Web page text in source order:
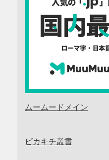
ムームードメイン
ピカキチ叢書